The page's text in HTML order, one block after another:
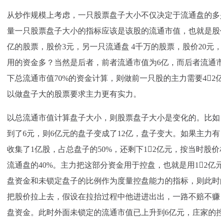
从炒作规模上考虑，一只股票盘子大小不仅决定于流通盘的
量一只股票盘子大小的指标应该是该股的流通市值，也就是
亿的股票，股价3元，另一只流通盘 4千万的股票，股价20元
用的资金多？当然是后者，前者流通市值为6亿，而后者流通
下总流通市值70%的资金计算，则做前一只股的主力需要42
以做盘子大的股票要求主力更有实力。
以总流通市值计算盘子大小，则股票盘子大小是变化的。比
到了6元，则6亿元的盘子变成了12亿，盘子变大。如果主力
收集了1亿股，占总盘子的50%，还剩下12亿元，按当时股
流通盘的40%。主力把这部分资金用于控盘，也就是用12亿
盘资金和未锁定盘子的比例作为度量控盘能力的指标，则此
把股价拉上去，假设在拉抬过程中他进进出出，一路不赔不
盘资金。此时外面未锁定的流通市值已上升到6亿元，庄家的